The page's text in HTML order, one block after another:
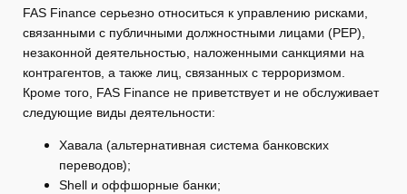
FAS Finance серьезно относиться к управлению рисками,
связанными с публичными должностными лицами (PEP),
незаконной деятельностью, наложенными санкциями на
контрагентов, а также лиц, связанных с терроризмом.
Кроме того, FAS Finance не приветствует и не обслуживает
следующие виды деятельности:
Хавала (альтернативная система банковских
переводов);
Shell и оффшорные банки;